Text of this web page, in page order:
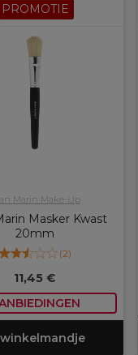
PROMOTIE
Marin Make-Up
Masker Kwast
20mm
(2)
11,45 €